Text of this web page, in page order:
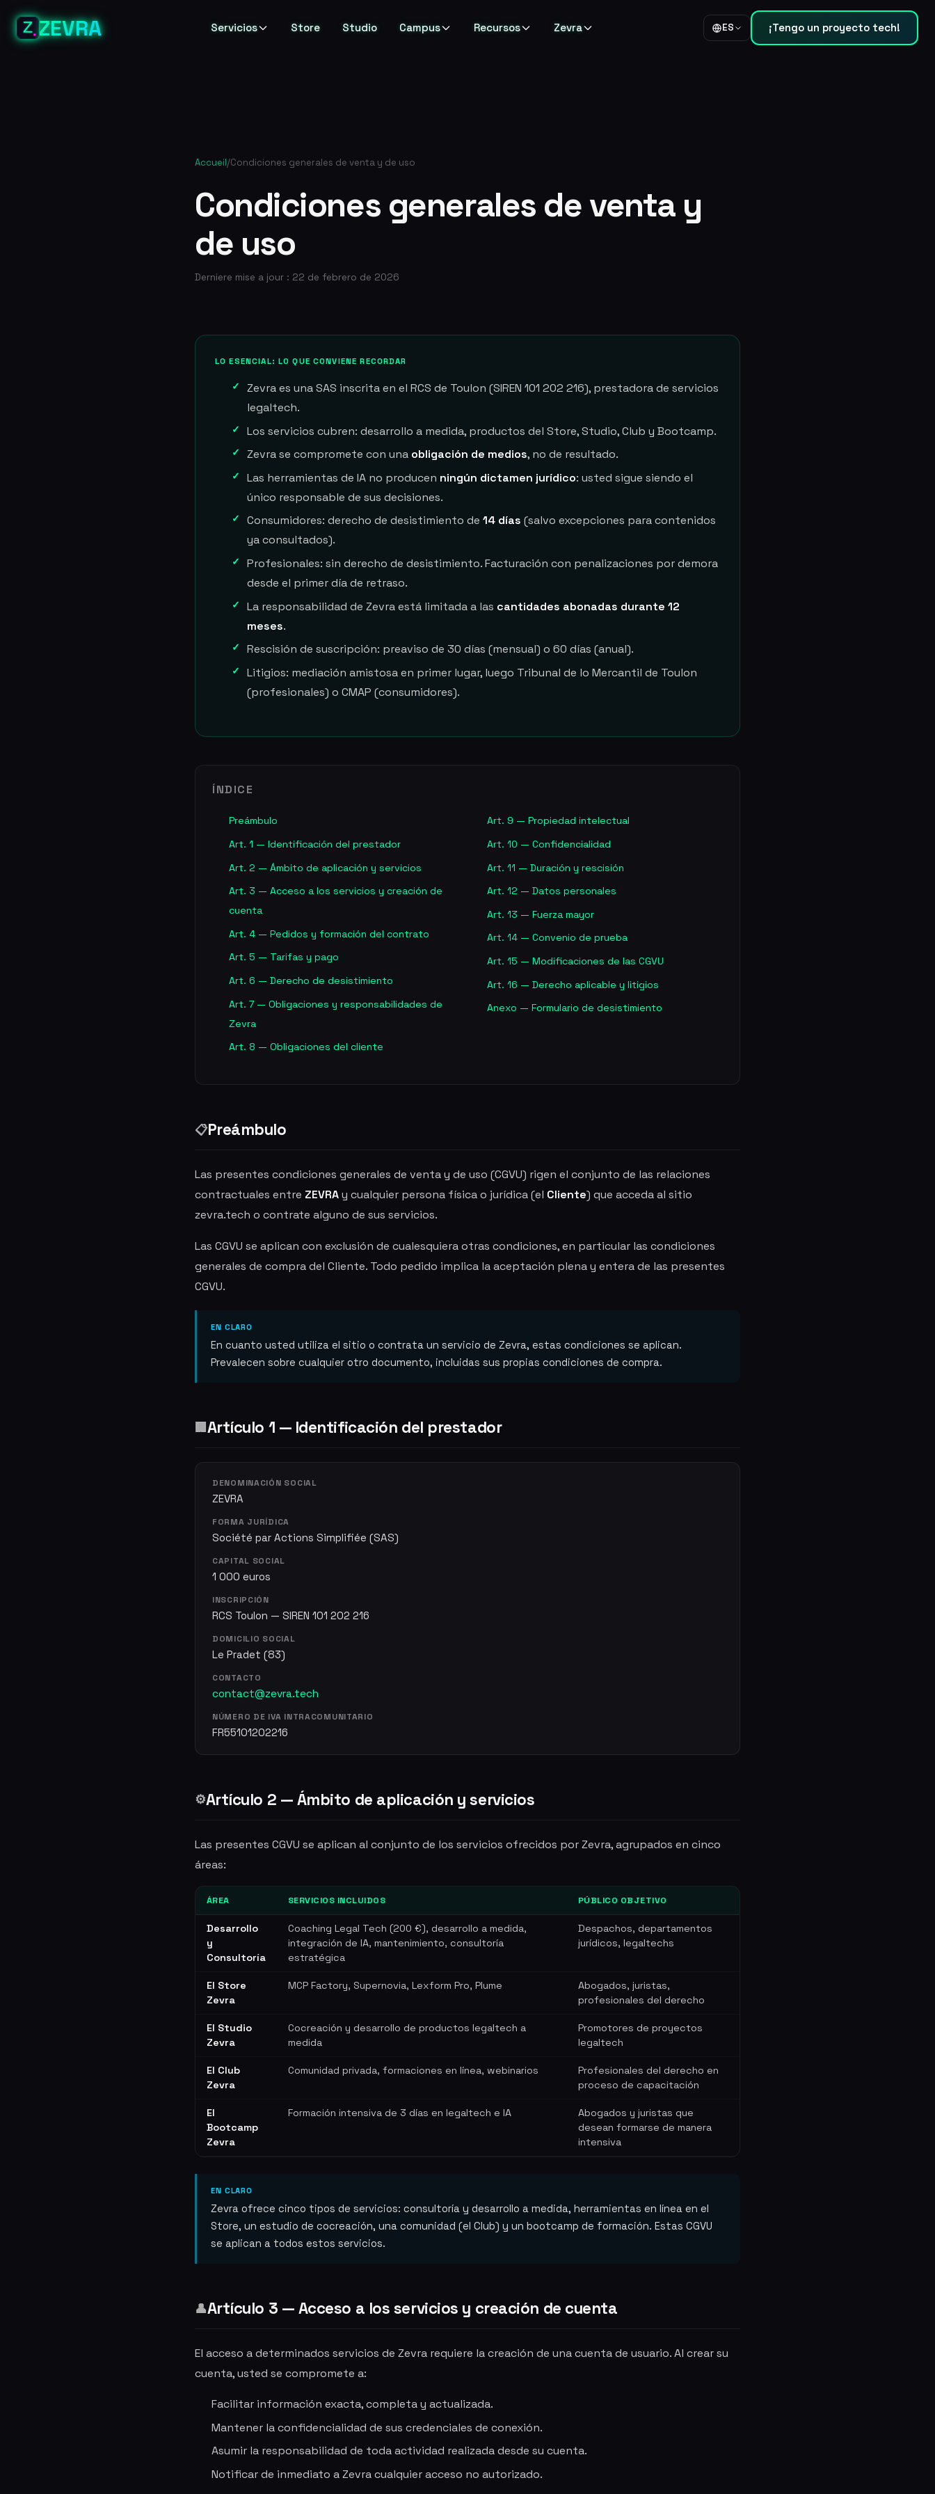
ZEVRA Servicios Store Studio Campus Recursos Zevra ES ¡Tengo un proyecto tech!
Accueil/Condiciones generales de venta y de uso
Condiciones generales de venta y
de uso
Derniere mise a jour : 22 de febrero de 2026
LO ESENCIAL: LO QUE CONVIENE RECORDAR
Zevra es una SAS inscrita en el RCS de Toulon (SIREN 101 202 216), prestadora de servicios
legaltech.
Los servicios cubren: desarrollo a medida, productos del Store, Studio, Club y Bootcamp.
Zevra se compromete con una obligación de medios, no de resultado.
Las herramientas de IA no producen ningún dictamen jurídico: usted sigue siendo el
único responsable de sus decisiones.
Consumidores: derecho de desistimiento de14 días (salvo excepciones para contenidos
ya consultados).
Profesionales: sin derecho de desistimiento. Facturación con penalizaciones por demora
desde el primer día de retraso.
La responsabilidad de Zevra está limitada a las cantidades abonadas durante 12
meses.
Rescisión de suscripción: preaviso de 30 días (mensual) o 60 días (anual).
Litigios: mediación amistosa en primer lugar, luego Tribunal de lo Mercantil de Toulon
(profesionales) o CMAP (consumidores).
ÍNDICE
Preámbulo
Art. 1 — Identificación del prestador
Art. 2 — Ámbito de aplicación y servicios
Art. 3 — Acceso a los servicios y creación de
cuenta
Art. 4 — Pedidos y formación del contrato
Art. 5 — Tarifas y pago
Art. 6 — Derecho de desistimiento
Art. 7 — Obligaciones y responsabilidades de
Zevra
Art. 8 — Obligaciones del cliente
Art. 9 — Propiedad intelectual
Art. 10 — Confidencialidad
Art. 11 — Duración y rescisión
Art. 12 — Datos personales
Art. 13 — Fuerza mayor
Art. 14 — Convenio de prueba
Art. 15 — Modificaciones de las CGVU
Art. 16 — Derecho aplicable y litigios
Anexo — Formulario de desistimiento
📋Preámbulo
Las presentes condiciones generales de venta y de uso (CGVU) rigen el conjunto de las relaciones
contractuales entre ZEVRAy cualquier persona física o jurídica (el Cliente) que acceda al sitio
zevra.tech o contrate alguno de sus servicios.
Las CGVU se aplican con exclusión de cualesquiera otras condiciones, en particular las condiciones
generales de compra del Cliente. Todo pedido implica la aceptación plena y entera de las presentes
CGVU.
EN CLARO
En cuanto usted utiliza el sitio o contrata un servicio de Zevra, estas condiciones se aplican.
Prevalecen sobre cualquier otro documento, incluidas sus propias condiciones de compra.
🏢 Artículo 1 — Identificación del prestador
DENOMINACIÓN SOCIAL
ZEVRA
FORMA JURÍDICA
Société par Actions Simplifiée (SAS)
CAPITAL SOCIAL
1 000 euros
INSCRIPCIÓN
RCS Toulon — SIREN 101 202 216
DOMICILIO SOCIAL
Le Pradet (83)
CONTACTO
contact@zevra.tech
NÚMERO DE IVA INTRACOMUNITARIO
FR55101202216
⚙️Artículo 2 — Ámbito de aplicación y servicios
Las presentes CGVU se aplican al conjunto de los servicios ofrecidos por Zevra, agrupados en cinco
áreas:
ÁREA SERVICIOS INCLUIDOS PÚBLICO OBJETIVO
Desarrollo
y
Consultoría
Coaching Legal Tech (200 €), desarrollo a medida,
integración de IA, mantenimiento, consultoría
estratégica
Despachos, departamentos
jurídicos, legaltechs
El Store
Zevra
MCP Factory, Supernovia, Lexform Pro, Plume
Abogados, juristas,
profesionales del derecho
El Studio
Zevra
Cocreación y desarrollo de productos legaltech a
medida
Promotores de proyectos
legaltech
El Club
Zevra
Comunidad privada, formaciones en línea, webinarios
Profesionales del derecho en
proceso de capacitación
El
Bootcamp
Zevra
Formación intensiva de 3 días en legaltech e IA
Abogados y juristas que
desean formarse de manera
intensiva
EN CLARO
Zevra ofrece cinco tipos de servicios: consultoría y desarrollo a medida, herramientas en línea en el
Store, un estudio de cocreación, una comunidad (el Club) y un bootcamp de formación. Estas CGVU
se aplican a todos estos servicios.
👤Artículo 3 — Acceso a los servicios y creación de cuenta
El acceso a determinados servicios de Zevra requiere la creación de una cuenta de usuario. Al crear su
cuenta, usted se compromete a:
Facilitar información exacta, completa y actualizada.
Mantener la confidencialidad de sus credenciales de conexión.
Asumir la responsabilidad de toda actividad realizada desde su cuenta.
Notificar de inmediato a Zevra cualquier acceso no autorizado.